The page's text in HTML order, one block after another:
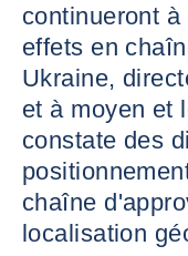
continueront
effets en
Ukraine,
et à moyen et
constate des
chaîne
localisation